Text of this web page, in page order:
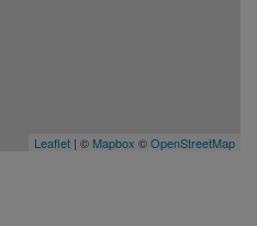
Leaflet | © Mapbox ©OpenStreetMap